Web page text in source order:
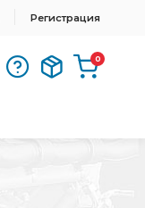
Регистрация
0